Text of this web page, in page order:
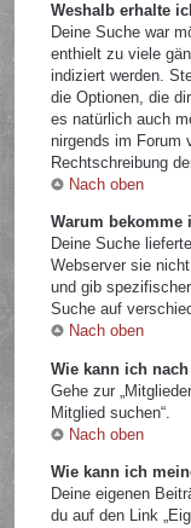
Weshalb erhalte
Deine Suche war
enthielt zu viele
indiziert werden.
die Optionen, die
es natürlich auch
nirgends im Forum
Rechtschreibung
Nach oben
Warum bekomme
Deine Suche
Webserver sie
und gib
Suche auf
Nach oben
Wie kann ich
Gehe zur
Mitglied suchen“.
Nach oben
Wie kann ich
Deine eigenen
du auf den Link